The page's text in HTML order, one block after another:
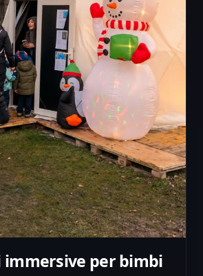
FAMILY 03
immersive per bimbi